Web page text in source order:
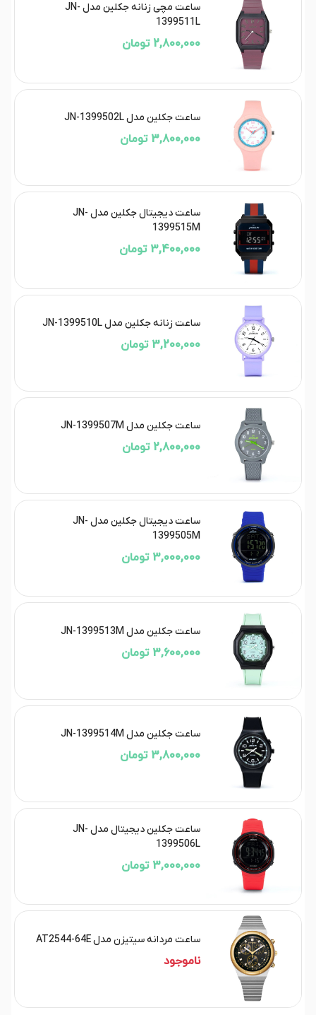
ساعت مچی زنانه جکلین مدل JN-
1399511L
2,800,000 تومان
ساعت جکلین مدل JN-1399502L
3,800,000 تومان
ساعت دیجیتال جکلین مدل JN-
1399515M
3,400,000 تومان
ساعت زنانه جکلین مدل JN-1399510L
3,200,000 تومان
ساعت جکلین مدل JN-1399507M
2,800,000 تومان
ساعت دیجیتال جکلین مدل JN-
1399505M
3,000,000 تومان
ساعت جکلین‌ مدل JN-1399513M
3,600,000 تومان
ساعت جکلین مدل JN-1399514M
3,800,000 تومان
ساعت جکلین دیجیتال مدل JN-
1399506L
3,000,000 تومان
ساعت مردانه سیتیزن مدل AT2544-64E
ناموجود